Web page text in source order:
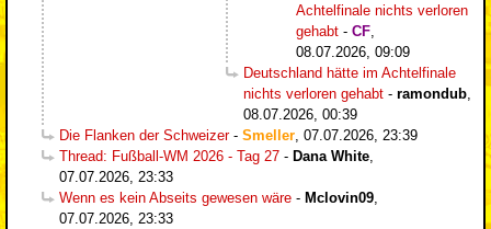
Achtelfinale nichts verloren
gehabt - CF
08.07.2026, 09:09
Deutschland hätte im Achtelfinale
nichts verloren gehabt - ramondub
08.07.2026, 00:39
Die Flanken der Schweizer- Smeller 07.07.2026, 23:39
Thread: Fußball-WM 2026 - Tag 27 - Dana White
07.07.2026, 23:33
Wenn es kein Abseits gewesen wäre - Mclovin09
07.07.2026, 23:33